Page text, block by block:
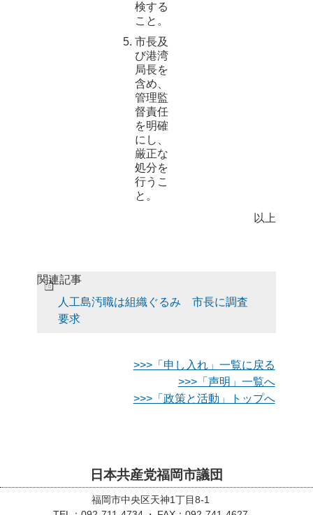
検する
こと。
市長及
び港湾
局長を
含め、
管理監
督責任
を明確
にし、
厳正な
処分を
行うこ
と。
以上
関連記事
人工島汚職は組織ぐるみ 市長に調査
要求
>>>「申し入れ」一覧に戻る
>>>「声明」一覧へ
>>>「政策と活動」トップへ
日本共産党福岡市議団
福岡市中央区天神1丁目8-1